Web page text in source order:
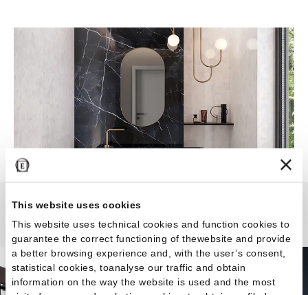
This website uses cookies
This website uses technical cookies and function cookies to
guarantee the correct functioning of thewebsite and provide
a better browsing experience and, with the user’s consent,
statistical cookies, toanalyse our traffic and obtain
information on the way the website is used and the most
Tele Di Marmo Revolution